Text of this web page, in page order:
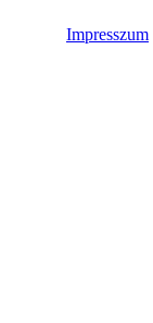
Impresszum